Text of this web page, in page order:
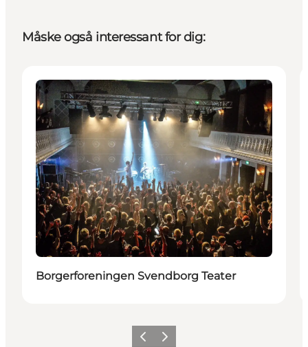
Måske også interessant for dig:
Aktiviteter
Borgerforeningen Svendborg Teater
Forrige billede
Næste billede